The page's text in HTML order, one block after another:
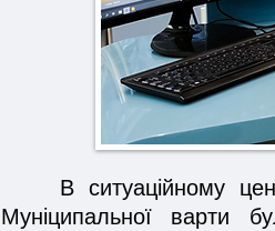
В ситуаційному
Муніципальної варти